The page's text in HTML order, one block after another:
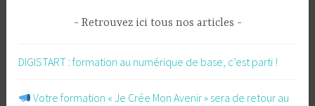
Retrouvez ici tous nos articles
DIGISTART : formation au numérique de base, c’est parti !
​ Votre formation « Je Crée Mon Avenir » sera de retour au